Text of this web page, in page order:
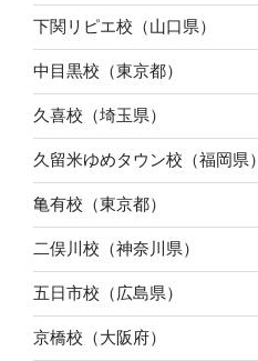
下関リピエ校（山口県）
中目黒校（東京都）
久喜校（埼玉県）
久留米ゆめタウン校（福岡県）
亀有校（東京都）
二俣川校（神奈川県）
五日市校（広島県）
京橋校（大阪府）